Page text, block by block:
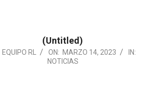
(Untitled)
EQUIPO RL ON: MARZO 14, 2023
IN:
NOTICIAS